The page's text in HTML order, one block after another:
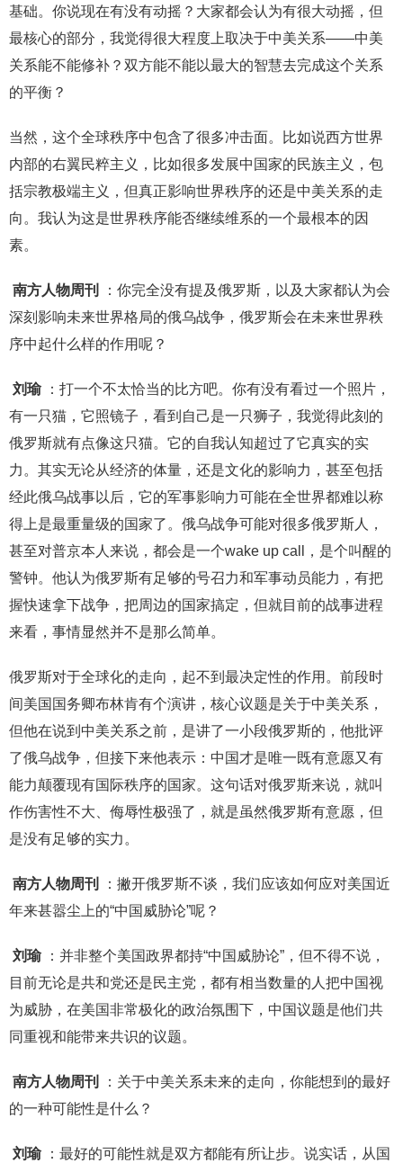
基础。你说现在有没有动摇？大家都会认为有很大动摇，但
最核心的部分，我觉得很大程度上取决于中美关系——中美
关系能不能修补？双方能不能以最大的智慧去完成这个关系
的平衡？
当然，这个全球秩序中包含了很多冲击面。比如说西方世界
内部的右翼民粹主义，比如很多发展中国家的民族主义，包
括宗教极端主义，但真正影响世界秩序的还是中美关系的走
向。我认为这是世界秩序能否继续维系的一个最根本的因
素。
南方人物周刊
：你完全没有提及俄罗斯，以及大家都认为会
深刻影响未来世界格局的俄乌战争，俄罗斯会在未来世界秩
序中起什么样的作用呢？
刘瑜
：打一个不太恰当的比方吧。你有没有看过一个照片，
有一只猫，它照镜子，看到自己是一只狮子，我觉得此刻的
俄罗斯就有点像这只猫。它的自我认知超过了它真实的实
力。其实无论从经济的体量，还是文化的影响力，甚至包括
经此俄乌战事以后，它的军事影响力可能在全世界都难以称
得上是最重量级的国家了。俄乌战争可能对很多俄罗斯人，
甚至对普京本人来说，都会是一个wake up call，是个叫醒的
警钟。他认为俄罗斯有足够的号召力和军事动员能力，有把
握快速拿下战争，把周边的国家搞定，但就目前的战事进程
来看，事情显然并不是那么简单。
俄罗斯对于全球化的走向，起不到最决定性的作用。前段时
间美国国务卿布林肯有个演讲，核心议题是关于中美关系，
但他在说到中美关系之前，是讲了一小段俄罗斯的，他批评
了俄乌战争，但接下来他表示：中国才是唯一既有意愿又有
能力颠覆现有国际秩序的国家。这句话对俄罗斯来说，就叫
作伤害性不大、侮辱性极强了，就是虽然俄罗斯有意愿，但
是没有足够的实力。
南方人物周刊
：撇开俄罗斯不谈，我们应该如何应对美国近
年来甚嚣尘上的“中国威胁论”呢？
刘瑜
：并非整个美国政界都持“中国威胁论”，但不得不说，
目前无论是共和党还是民主党，都有相当数量的人把中国视
为威胁，在美国非常极化的政治氛围下，中国议题是他们共
同重视和能带来共识的议题。
南方人物周刊
：关于中美关系未来的走向，你能想到的最好
的一种可能性是什么？
刘瑜
：最好的可能性就是双方都能有所让步。说实话，从国